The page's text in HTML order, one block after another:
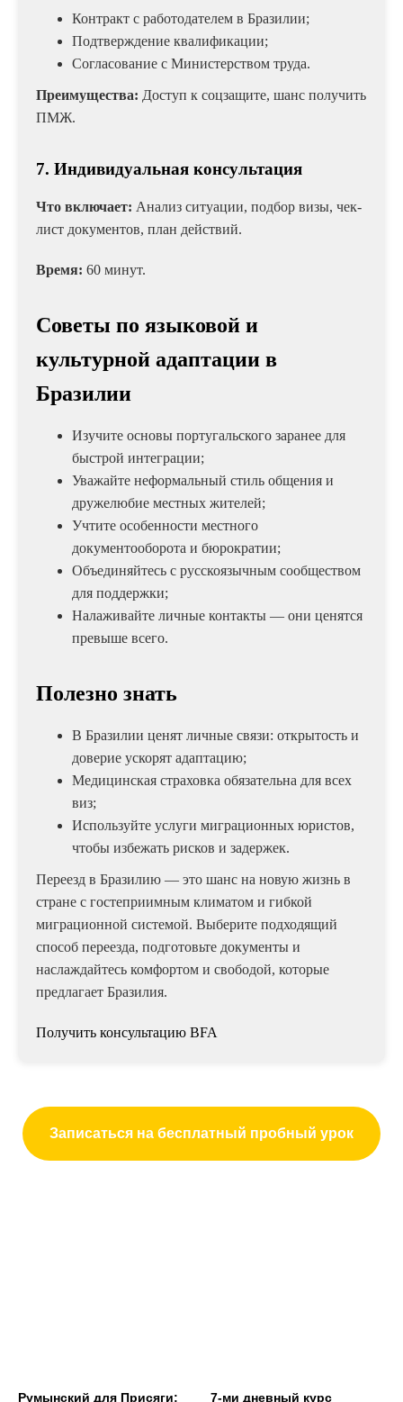
Контракт с работодателем в Бразилии;
Подтверждение квалификации;
Согласование с Министерством труда.
Преимущества: Доступ к соцзащите, шанс получить
ПМЖ.
7. Индивидуальная консультация
Что включает: Анализ ситуации, подбор визы, чек-
лист документов, план действий.
Время: 60 минут.
Советы по языковой и
культурной адаптации в
Бразилии
Изучите основы португальского заранее для
быстрой интеграции;
Уважайте неформальный стиль общения и
дружелюбие местных жителей;
Учтите особенности местного
документооборота и бюрократии;
Объединяйтесь с русскоязычным сообществом
для поддержки;
Налаживайте личные контакты — они ценятся
превыше всего.
Полезно знать
В Бразилии ценят личные связи: открытость и
доверие ускорят адаптацию;
Медицинская страховка обязательна для всех
виз;
Используйте услуги миграционных юристов,
чтобы избежать рисков и задержек.
Переезд в Бразилию — это шанс на новую жизнь в
стране с гостеприимным климатом и гибкой
миграционной системой. Выберите подходящий
способ переезда, подготовьте документы и
наслаждайтесь комфортом и свободой, которые
предлагает Бразилия.
Получить консультацию BFA
Записаться на бесплатный пробный урок
Румынский для Присяги:
7-ми дневный курс